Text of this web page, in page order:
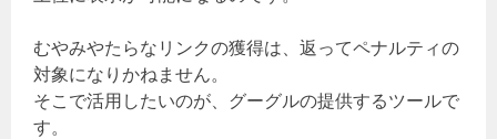
むやみやたらなリンクの獲得は、返ってペナルティの
対象になりかねません。
そこで活用したいのが、グーグルの提供するツールで
す。